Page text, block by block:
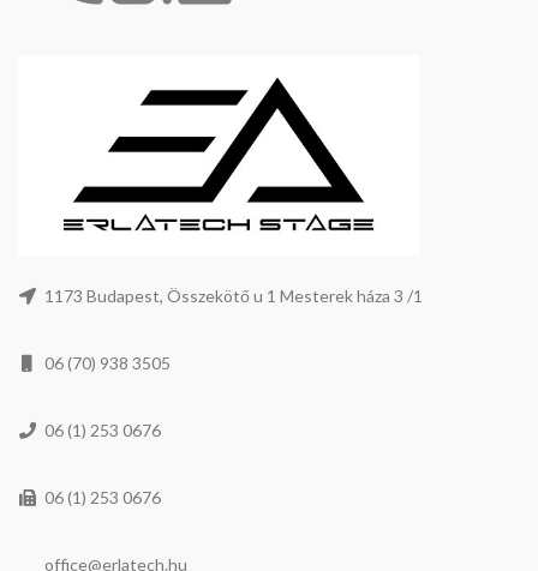
1173 Budapest, Összekötő u 1 Mesterek háza 3 /1
06 (70) 938 3505
06 (1) 253 0676
06 (1) 253 0676
office@erlatech.hu